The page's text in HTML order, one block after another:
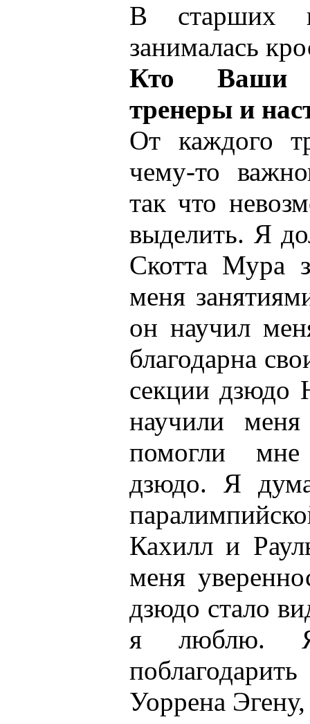
В старших
занималась
Кто Ваши
тренеры и
От каждого
чему-то
так что
выделить. Я
Скотта Мура
меня
он научил
благодарна
секции дзюдо
научили
помогли мне
дзюдо. Я
Кахилл и
меня
дзюдо стало
я люблю.
Уоррена